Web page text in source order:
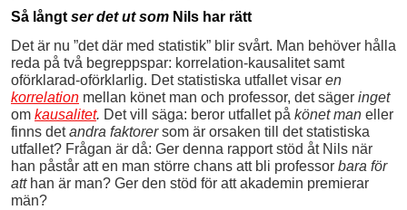
Så långt ser det ut som Nils har rätt
Det är nu ”det där med statistik” blir svårt. Man behöver hålla
reda på två begreppspar: korrelation-kausalitet samt
oförklarad-oförklarlig. Det statistiska utfallet visar en
korrelation mellan könet man och professor, det säger inget
om kausalitet. Det vill säga: beror utfallet på könet man eller
finns detandra faktorersom är orsaken till det statistiska
utfallet? Frågan är då: Ger denna rapport stöd åt Nils när
han påstår att en man större chans att bli professor bara för
atthan är man? Ger den stöd för att akademin premierar
män?